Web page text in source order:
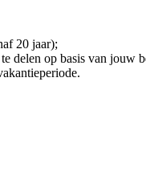
20 jaar);
delen op basis van jouw